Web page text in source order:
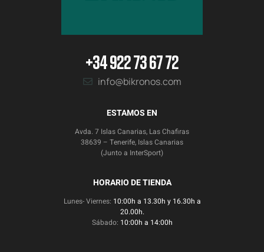
+34 922 73 67 72
info@bikronos.com
ESTAMOS EN
Avda. 7 Islas Canarias, Las Chafiras
38639 – Tenerife, Islas Canarias
(Junto a InterSport)
HORARIO DE TIENDA
Lunes- Viernes: 10:00h a 13.30h y 16.30h a
20.00h.
Sábado: 10:00h a 14:00h